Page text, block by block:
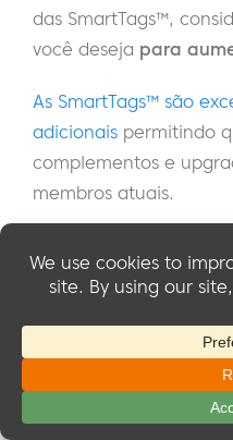
das SmartTags™,
você deseja para
As SmartTags™ são
adicionais permitindo
complementos e
membros atuais.
regularmente com o
podem solicitar
sessões exclusivas
Isso não apenas